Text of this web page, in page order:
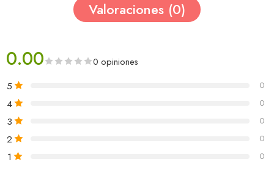
Valoraciones (0)
0.00 0 opiniones
5 0
4 0
3 0
2 0
1 0